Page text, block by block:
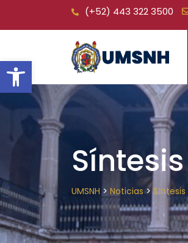
Open toolbar
(+52) 443 322 3500
UMSNH > Noticias>